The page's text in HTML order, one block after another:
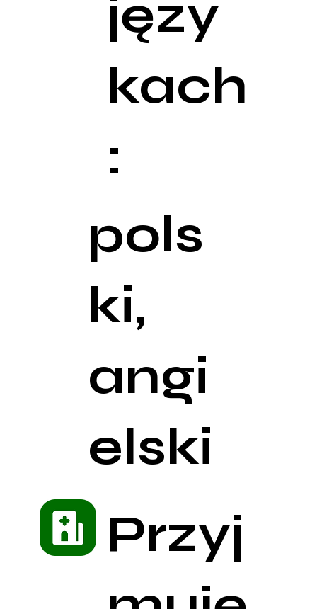
języ
kach
:
Przyj
pols
ki,
angi
elski